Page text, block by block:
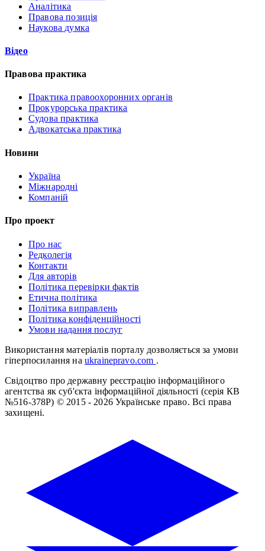
Аналітика
Правова позиція
Наукова думка
Відео
Правова практика
Практика правоохоронних органів
Прокурорська практика
Судова практика
Адвокатська практика
Новини
Україна
Міжнародні
Компаній
Про проект
Про нас
Редколегія
Контакти
Для авторів
Політика перевірки фактів
Етична політика
Політика виправлень
Політика конфіденційності
Умови надання послуг
Використання матеріалів порталу дозволяється за умови
гіперпосилання на ukrainepravo.com .
Свідоцтво про державну реєстрацію інформаційного
агентства як суб'єкта інформаційної діяльності (серія КВ
№516-378Р) © 2015 - 2026 Українське право. Всі права
захищені.